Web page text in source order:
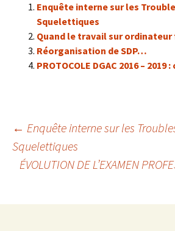
Enquête interne sur les
Squelettiques
Quand le travail sur
Réorganisation de SDP…
PROTOCOLE DGAC 2016 – 2019
Navigation
des
articles
← Enquête interne sur les
Squelettiques
ÉVOLUTION DE L’EXAMEN